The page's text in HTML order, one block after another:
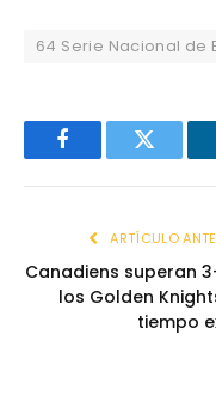
64 Serie Nacional de
FacebookTwitter
ARTÍCULO
Canadiens superan
los Golden
tiempo